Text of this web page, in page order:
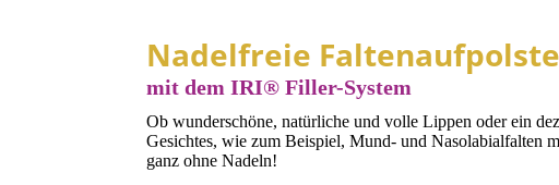
Nadelfreie
mit dem IRI® Filler-System
Ob wunderschöne, natürliche und volle Lippen oder ein
Gesichtes, wie zum Beispiel, Mund- und Nasolabialfalten
ganz ohne Nadeln!